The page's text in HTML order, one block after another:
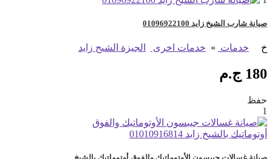
صيانة شارب الشيخ زايد 01096922100
خ خدمات » خدمات اخرى الجيزة الشيح زايد
180 ج.م
حفظ
1